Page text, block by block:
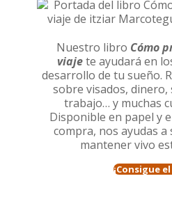
Nuestro libro Cómo
viajete ayudará en
desarrollo de tu sueño.
sobre visados, dinero,
trabajo… y muchas
Disponible en papel y
compra, nos ayudas
mantener vivo
¡Consigue